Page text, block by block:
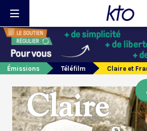
Émissions Téléfilm Claire et